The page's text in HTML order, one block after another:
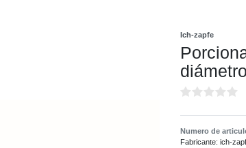
Ich-zapfe
Numero de
Fabricante: ich-